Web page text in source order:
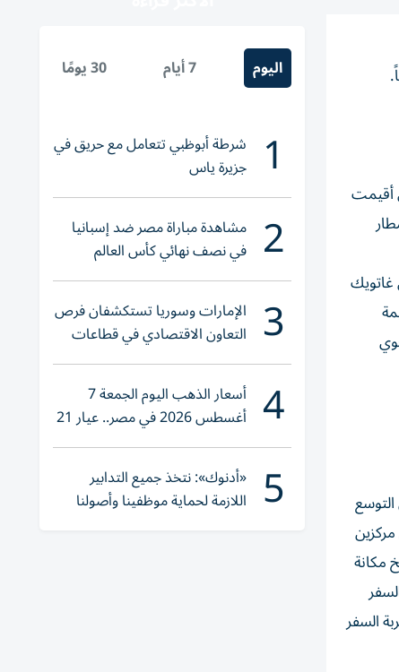
أقيمت
غاتويك
مكانة
السفر
اليوم 7 أيام 30 يومًا
1 شرطة أبوظبي تتعامل مع حريق في
جزيرة ياس
2 مشاهدة مباراة مصر ضد إسبانيا
في نصف نهائي كأس العالم
لناشئات اليد 2026
3 الإمارات وسوريا تستكشفان فرص
التعاون الاقتصادي في قطاعات
حيوية
4 أسعار الذهب اليوم الجمعة 7
أغسطس 2026 في مصر.. عيار 21
يقترب من هذا الرقم
5 «أدنوك»: نتخذ جميع التدابير
اللازمة لحماية موظفينا وأصولنا